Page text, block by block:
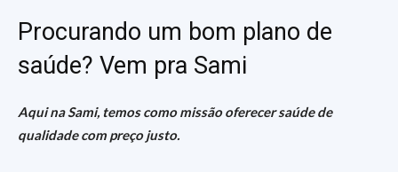
Procurando um bom plano de
saúde? Vem pra Sami
Aqui na Sami, temos como missão oferecer saúde de
qualidade com preço justo.